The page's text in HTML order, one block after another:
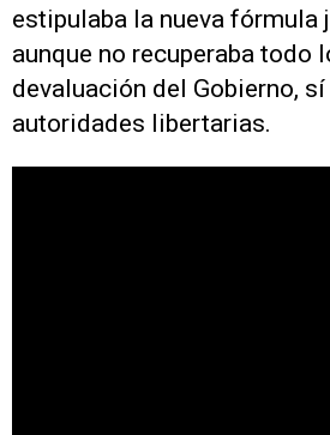
estipulaba la nueva
aunque no recuperaba todo
devaluación del Gobierno,
autoridades libertarias.